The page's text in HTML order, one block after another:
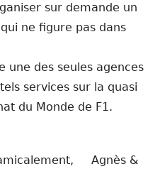
sur demande un
ne figure pas dans
une des seules agences
services sur la quasi
du Monde de F1.
Agnès &